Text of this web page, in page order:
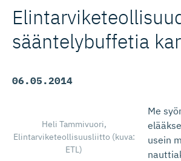
sääntelybuffetia
06.05.2014
Heli Tammivuori,
Elintarviketeollisuusliitto (kuva:
ETL)
Me
usein